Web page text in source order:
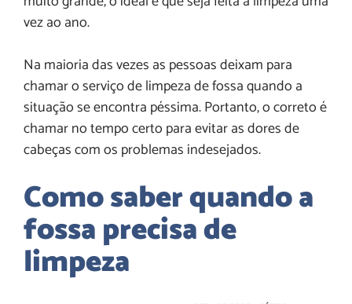
vez ao ano.
Na maioria das vezes as pessoas deixam para
chamar o serviço de limpeza de fossa quando a
situação se encontra péssima. Portanto, o correto é
chamar no tempo certo para evitar as dores de
cabeças com os problemas indesejados.
Como saber quando a
fossa precisa de
limpeza